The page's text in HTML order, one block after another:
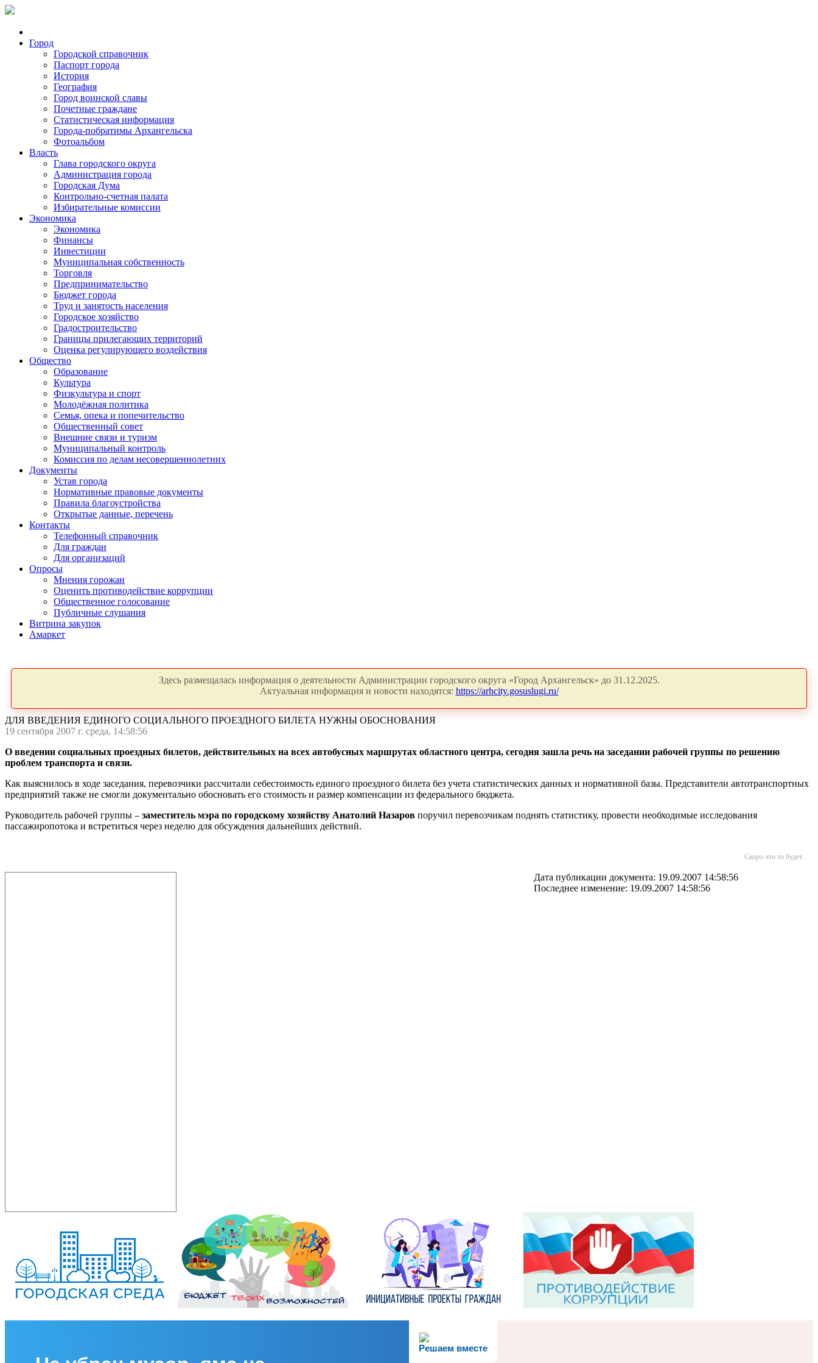
Город
Городской справочник
Паспорт города
История
География
Город воинской славы
Почетные граждане
Статистическая информация
Города-побратимы Архангельска
Фотоальбом
Власть
Глава городского округа
Администрация города
Городская Дума
Контрольно-счетная палата
Избирательные комиссии
Экономика
Экономика
Финансы
Инвестиции
Муниципальная собственность
Торговля
Предпринимательство
Бюджет города
Труд и занятость населения
Городское хозяйство
Градостроительство
Границы прилегающих территорий
Оценка регулирующего воздействия
Общество
Образование
Культура
Физкультура и спорт
Молодёжная политика
Семья, опека и попечительство
Общественный совет
Внешние связи и туризм
Муниципальный контроль
Комиссия по делам несовершеннолетних
Документы
Устав города
Нормативные правовые документы
Правила благоустройства
Открытые данные, перечень
Контакты
Телефонный справочник
Для граждан
Для организаций
Опросы
Мнения горожан
Оценить противодействие коррупции
Общественное голосование
Публичные слушания
Витрина закупок
Амаркет
Здесь размещалась информация о деятельности Администрации городского округа «Город Архангельск» до 31.12.2025.
Актуальная информация и новости находятся: https://arhcity.gosuslugi.ru/
ДЛЯ ВВЕДЕНИЯ ЕДИНОГО СОЦИАЛЬНОГО ПРОЕЗДНОГО БИЛЕТА НУЖНЫ ОБОСНОВАНИЯ
19 сентября 2007 г. среда, 14:58:56
О введении социальных проездных билетов, действительных на всех автобусных маршрутах областного центра, сегодня зашла речь на заседании рабочей группы по решению
проблем транспорта и связи.
Как выяснилось в ходе заседания, перевозчики рассчитали себестоимость единого проездного билета без учета статистических данных и нормативной базы. Представители автотранспортных
предприятий также не смогли документально обосновать его стоимость и размер компенсации из федерального бюджета.
Руководитель рабочей группы – заместитель мэра по городскому хозяйству Анатолий Назаров поручил перевозчикам поднять статистику, провести необходимые исследования
пассажиропотока и встретиться через неделю для обсуждения дальнейших действий.
Скоро что то будет...
Дата публикации документа: 19.09.2007 14:58:56
Последнее изменение: 19.09.2007 14:58:56
Решаем вместе